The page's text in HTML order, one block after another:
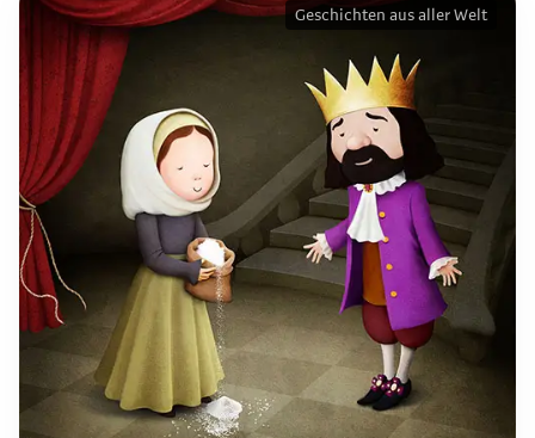
Geschichten aus aller Welt